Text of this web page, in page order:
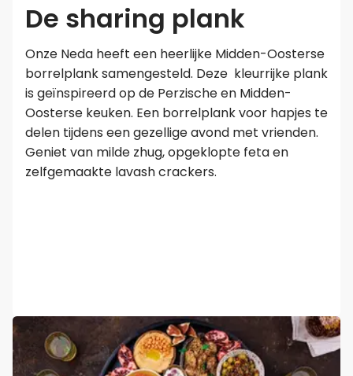
De sharing plank
Onze Neda heeft een heerlijke Midden-Oosterse
borrelplank samengesteld. Deze kleurrijke plank
is geïnspireerd op de Perzische en Midden-
Oosterse keuken. Een borrelplank voor hapjes te
delen tijdens een gezellige avond met vrienden.
Geniet van milde zhug, opgeklopte feta en
zelfgemaakte lavash crackers.